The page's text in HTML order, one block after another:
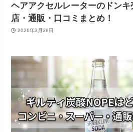
ヘアアクセルレーターのドン
店・通販・口コミまとめ！
2026年3月28日